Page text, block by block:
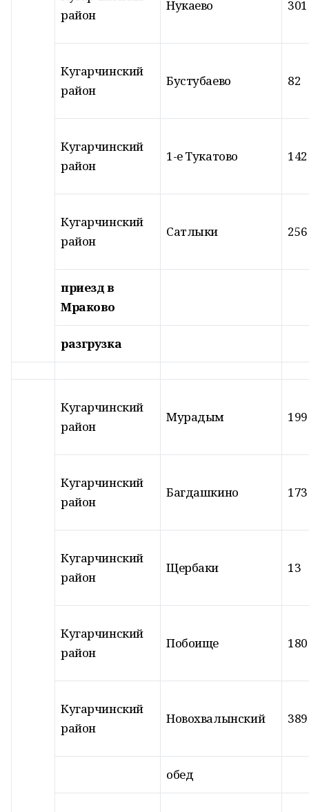
район
Нукаево 301
Кугарчинский
район
Бустубаево 82
Кугарчинский
район
1-е Тукатово 142
Кугарчинский
район
Сатлыки 256
приезд в
Мраково
разгрузка
Кугарчинский
район
Мурадым 199
Кугарчинский
район
Багдашкино 173
Кугарчинский
район
Щербаки 13
Кугарчинский
район
Побоище 180
Кугарчинский
район
Новохвалынский 389
обед